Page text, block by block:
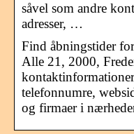
såvel som andre
adresser, …
Find åbningstider
Alle 21, 2000,
kontaktinformationer
telefonnumre,
og firmaer i